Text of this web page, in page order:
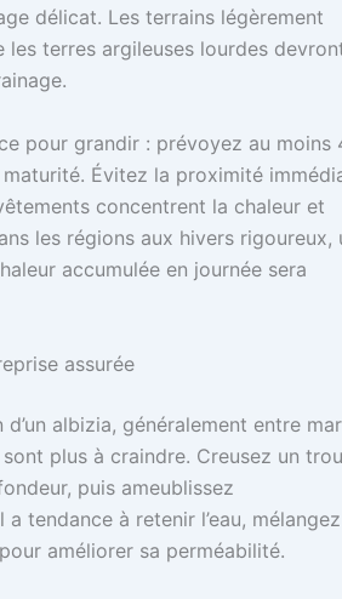
délicat. Les terrains légèrement
terres argileuses lourdes
pour grandir : prévoyez au moins
Évitez la proximité
concentrent la chaleur et
les régions aux hivers rigoureux,
accumulée en journée sera
assurée
albizia, généralement entre
plus à craindre. Creusez un trou
puis ameublissez
tendance à retenir l’eau, mélangez
améliorer sa perméabilité.